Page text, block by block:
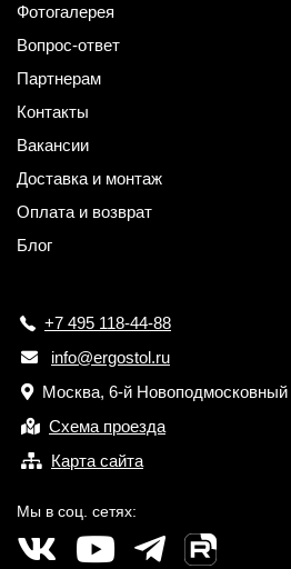
Фотогалерея
Вопрос-ответ
Партнерам
Контакты
Вакансии
Доставка и монтаж
Оплата и возврат
Блог
+7 495 118-44-88
info@ergostol.ru
Москва, 6-й Новоподмосковный
Схема проезда
Карта сайта
Мы в соц. сетях: